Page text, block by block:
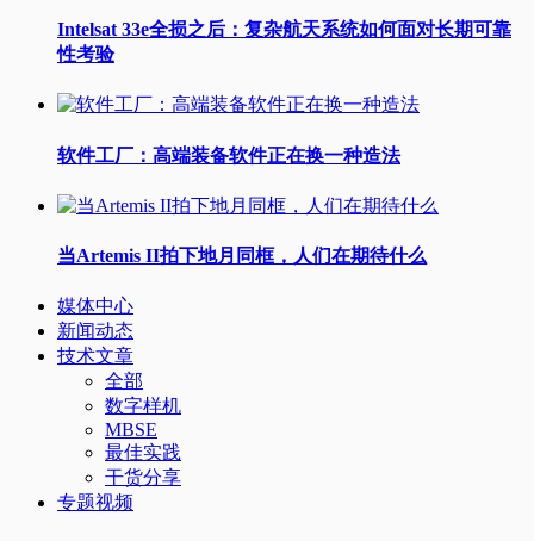
Intelsat 33e全损之后：复杂航天系统如何面对长期可靠
性考验
软件工厂：高端装备软件正在换一种造法
当Artemis II拍下地月同框，人们在期待什么
媒体中心
新闻动态
技术文章
全部
数字样机
MBSE
最佳实践
干货分享
专题视频